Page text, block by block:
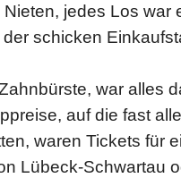
jedes Los war
schicken
war alles
auf die fast
waren Tickets für
Lübeck-Schwartau